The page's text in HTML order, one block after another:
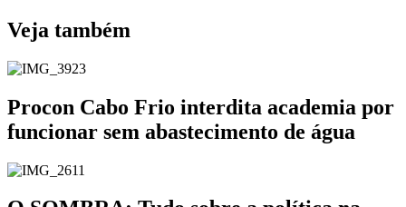
Veja também
Procon Cabo Frio interdita academia por
funcionar sem abastecimento de água